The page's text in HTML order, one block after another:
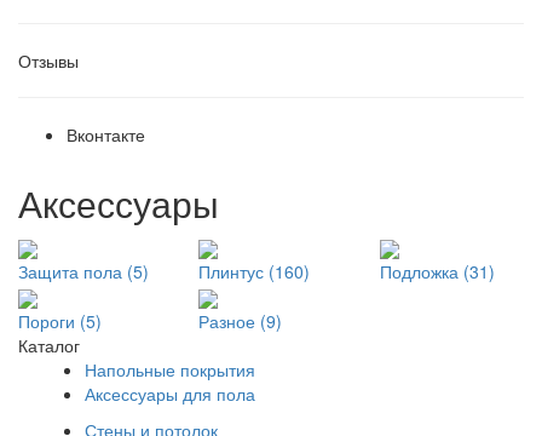
Отзывы
Вконтакте
Аксессуары
Защита пола (5) Плинтус (160) Подложка (31)
Пороги (5)
Разное (9)
Каталог
Напольные покрытия
Аксессуары для пола
Стены и потолок